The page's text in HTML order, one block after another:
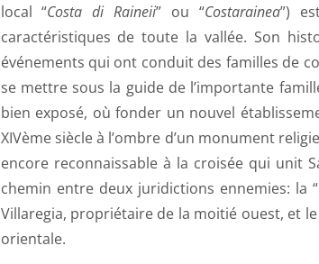
local “Costa di Raineii” ou “Costarainea”)
caractéristiques de toute la vallée. Son
événements qui ont conduit des familles de
se mettre sous la guide de l’importante
bien exposé, où fonder un nouvel
XIVème siècle à l’ombre d’un monument
encore reconnaissable à la croisée qui unit
chemin entre deux juridictions ennemies: la
Villaregia, propriétaire de la moitié ouest, et
orientale.